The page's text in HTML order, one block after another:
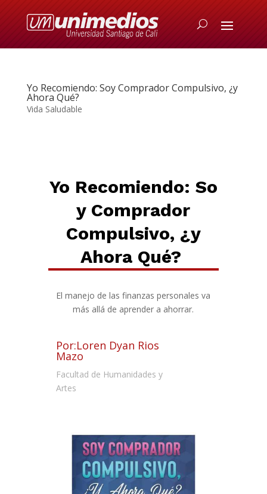
Yo Recomiendo: Soy Comprador Compulsivo, ¿y
Ahora Qué?
Vida Saludable
Yo Recomiendo: So
y Comprador
Compulsivo, ¿y
Ahora Qué?
El manejo de las finanzas personales va
más allá de aprender a ahorrar.
Por:Loren Dyan Rios
Mazo
Facultad de Humanidades y
Artes